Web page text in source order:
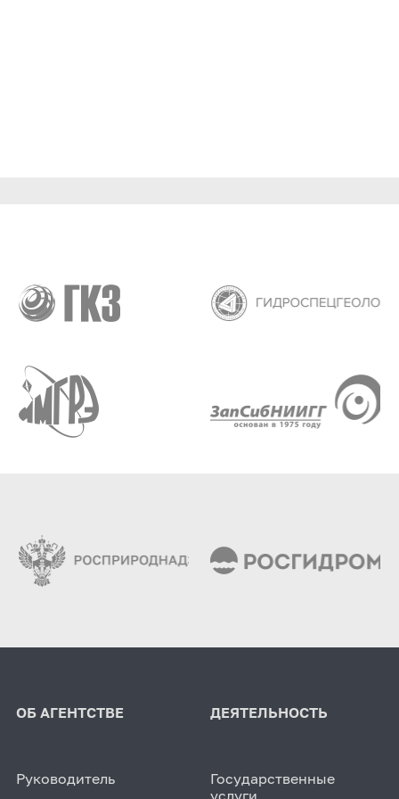
ОБ АГЕНТСТВЕ
Руководитель
ДЕЯТЕЛЬНОСТЬ
Государственные
услуги